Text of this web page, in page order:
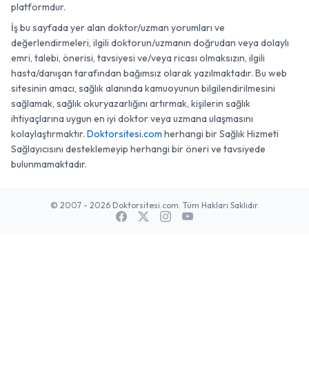
platformdur.
İş bu sayfada yer alan doktor/uzman yorumları ve
değerlendirmeleri, ilgili doktorun/uzmanın doğrudan veya dolaylı
emri, talebi, önerisi, tavsiyesi ve/veya ricası olmaksızın, ilgili
hasta/danışan tarafından bağımsız olarak yazılmaktadır. Bu web
sitesinin amacı, sağlık alanında kamuoyunun bilgilendirilmesini
sağlamak, sağlık okuryazarlığını artırmak, kişilerin sağlık
ihtiyaçlarına uygun en iyi doktor veya uzmana ulaşmasını
kolaylaştırmaktır. Doktorsitesi.com herhangi bir Sağlık Hizmeti
Sağlayıcısını desteklemeyip herhangi bir öneri ve tavsiyede
bulunmamaktadır.
© 2007 - 2026 Doktorsitesi.com. Tüm Hakları Saklıdır.